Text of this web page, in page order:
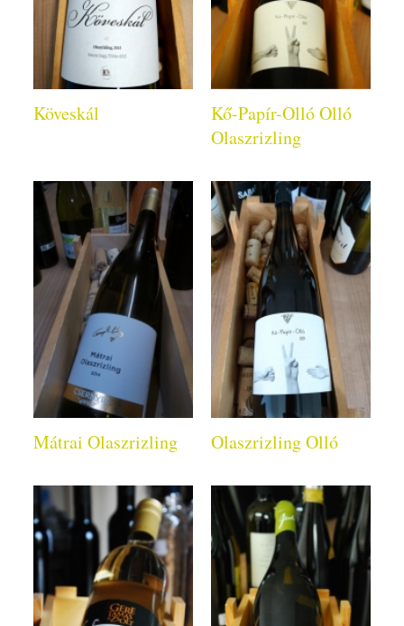
Köveskál
Kő-Papír-Olló Olló
Olaszrizling
Mátrai Olaszrizling Olaszrizling Olló